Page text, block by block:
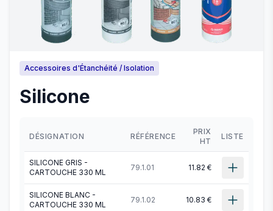
Accessoires d'Étanchéité / Isolation
Silicone
DÉSIGNATION RÉFÉRENCE
PRIX
HT
LISTE
SILICONE GRIS -
CARTOUCHE 330 ML
79.1.01 11.82 €
SILICONE BLANC -
CARTOUCHE 330 ML
79.1.02 10.83 €